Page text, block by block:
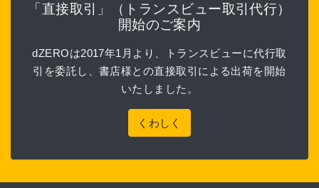
「直接取引」（トランスビュー取引代行）
開始のご案内
dZEROは2017年1月より、トランスビューに代行取
引を委託し、書店様との直接取引による出荷を開始
いたしました。
くわしく